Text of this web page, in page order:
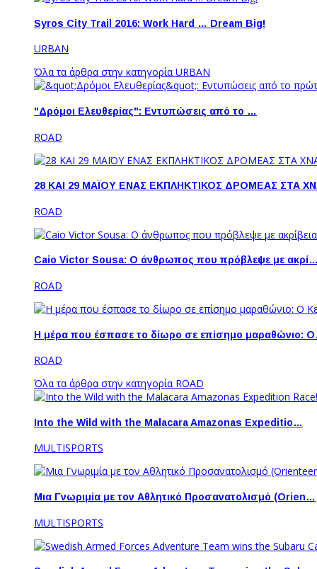
Syros City Trail 2016: Work Hard … Dream Big!
URBAN
Όλα τα άρθρα στην κατηγορία URBAN
"Δρόμοι Ελευθερίας": Εντυπώσεις από το …
ROAD
28 ΚΑΙ 29 ΜΑΪΟΥ ΕΝΑΣ ΕΚΠΛΗΚΤΙΚΟΣ ΔΡΟΜΕΑΣ ΣΤΑ
ROAD
Caio Victor Sousa: O άνθρωπος που πρόβλεψε με
ROAD
Η μέρα που έσπασε το δίωρο σε επίσημο μαραθώνιο:
ROAD
Όλα τα άρθρα στην κατηγορία ROAD
Into the Wild with the Malacara Amazonas Expeditio…
MULTISPORTS
Μια Γνωριμία με τον Αθλητικό Προσανατολισμό (Orien…
MULTISPORTS